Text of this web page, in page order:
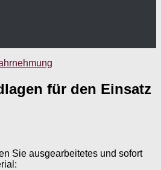
für den Einsatz
Sie ausgearbeitetes und sofort